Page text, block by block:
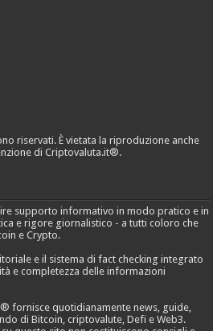
riservati. È vietata la riproduzione anche
di Criptovaluta.it®.
supporto informativo in modo pratico e in
e rigore giornalistico - a tutti coloro che
e Crypto.
e il sistema di fact checking integrato
e completezza delle informazioni
fornisce quotidianamente news, guide,
di Bitcoin, criptovalute, Defi e Web3.